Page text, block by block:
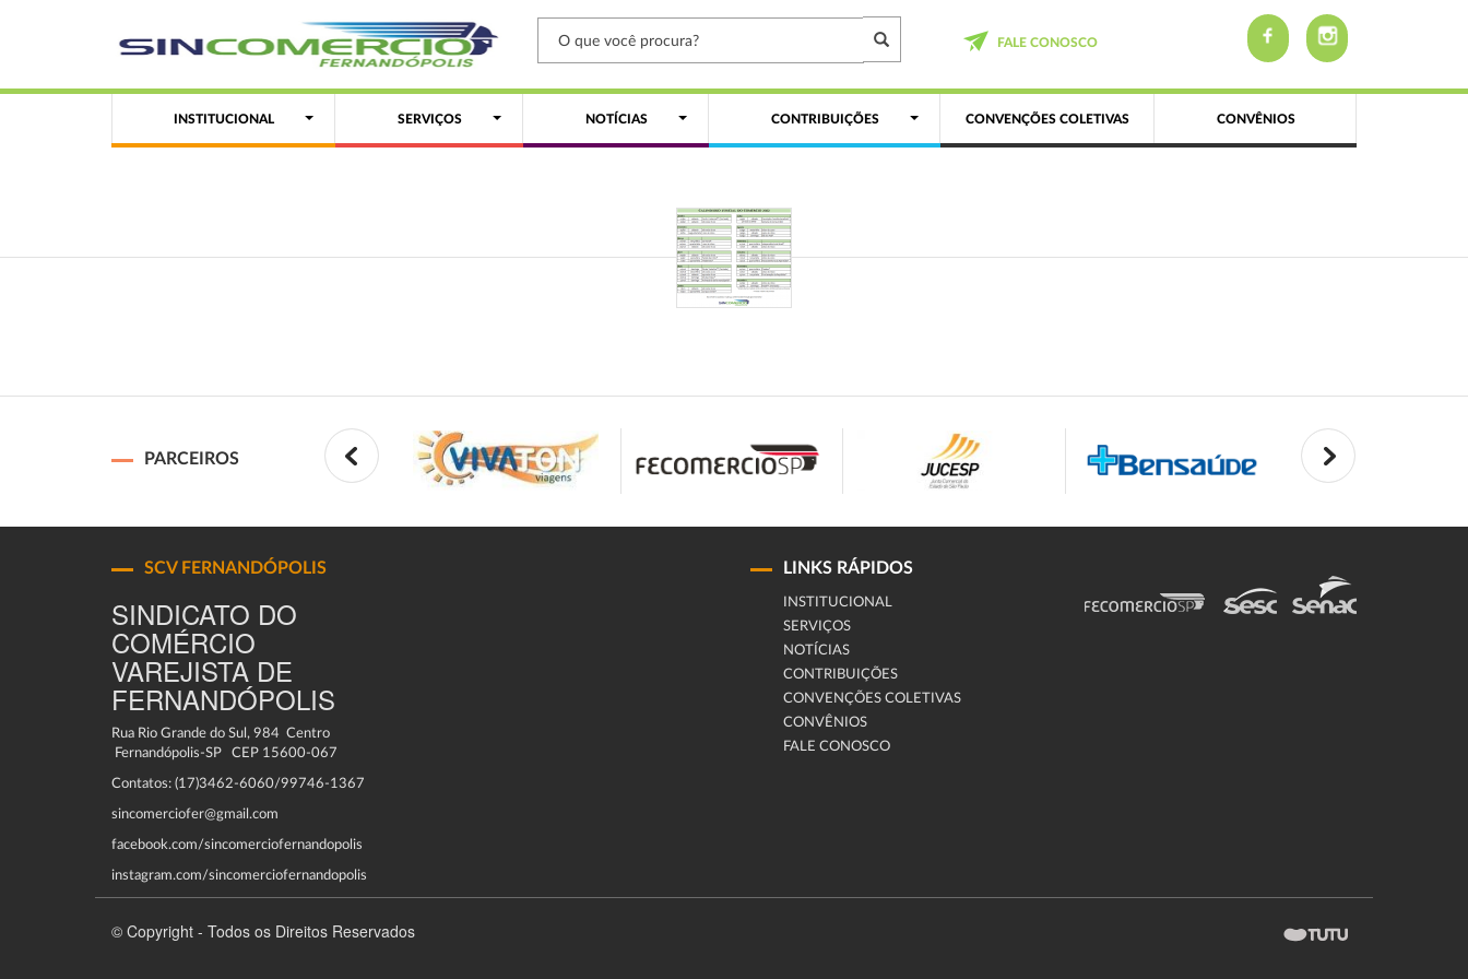
FALE CONOSCO
INSTITUCIONAL SERVIÇOS NOTÍCIAS CONTRIBUIÇÕES CONVENÇÕES COLETIVAS CONVÊNIOS
PARCEIROS
SCV FERNANDÓPOLIS
SINDICATO DO
COMÉRCIO
VAREJISTA DE
FERNANDÓPOLIS
Rua Rio Grande do Sul, 984 Centro
Fernandópolis-SP CEP 15600-067
Contatos: (17)3462-6060/99746-1367
sincomerciofer@gmail.com
facebook.com/sincomerciofernandopolis
instagram.com/sincomerciofernandopolis
LINKS RÁPIDOS
INSTITUCIONAL
SERVIÇOS
NOTÍCIAS
CONTRIBUIÇÕES
CONVENÇÕES COLETIVAS
CONVÊNIOS
FALE CONOSCO
© Copyright - Todos os Direitos Reservados